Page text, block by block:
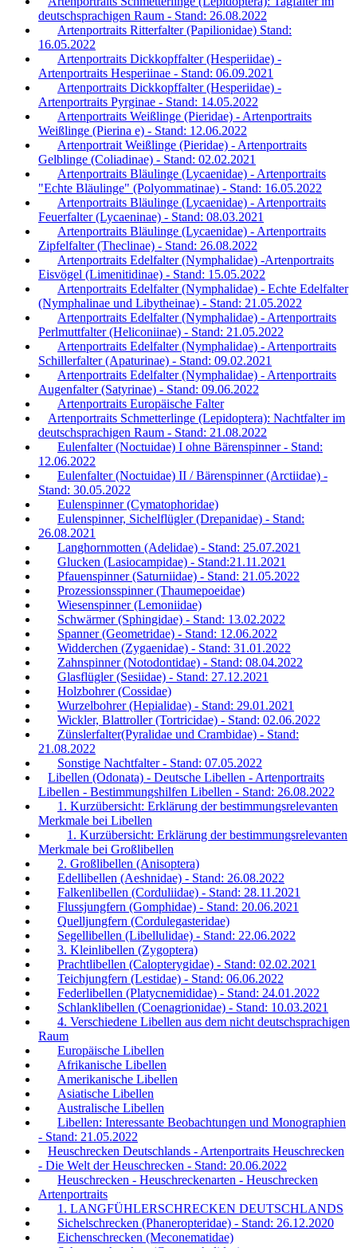
deutschsprachigen Raum - Stand: 26.08.2022
Artenportraits Ritterfalter (Papilionidae) Stand:
16.05.2022
Artenportraits Dickkopffalter (Hesperiidae) -
Artenportraits Hesperiinae - Stand: 06.09.2021
Artenportraits Dickkopffalter (Hesperiidae) -
Artenportraits Pyrginae - Stand: 14.05.2022
Artenportraits Weißlinge (Pieridae) - Artenportraits
Weißlinge (Pierina e) - Stand: 12.06.2022
Artenportrait Weißlinge (Pieridae) - Artenportraits
Gelblinge (Coliadinae) - Stand: 02.02.2021
Artenportraits Bläulinge (Lycaenidae) - Artenportraits
"Echte Bläulinge" (Polyommatinae) - Stand: 16.05.2022
Artenportraits Bläulinge (Lycaenidae) - Artenportraits
Feuerfalter (Lycaeninae) - Stand: 08.03.2021
Artenportraits Bläulinge (Lycaenidae) - Artenportraits
Zipfelfalter (Theclinae) - Stand: 26.08.2022
Artenportraits Edelfalter (Nymphalidae) -Artenportraits
Eisvögel (Limenitidinae) - Stand: 15.05.2022
Artenportraits Edelfalter (Nymphalidae) - Echte Edelfalter
(Nymphalinae und Libytheinae) - Stand: 21.05.2022
Artenportraits Edelfalter (Nymphalidae) - Artenportraits
Perlmuttfalter (Heliconiinae) - Stand: 21.05.2022
Artenportraits Edelfalter (Nymphalidae) - Artenportraits
Schillerfalter (Apaturinae) - Stand: 09.02.2021
Artenportraits Edelfalter (Nymphalidae) - Artenportraits
Augenfalter (Satyrinae) - Stand: 09.06.2022
Artenportraits Europäische Falter
Artenportraits Schmetterlinge (Lepidoptera): Nachtfalter im
deutschsprachigen Raum - Stand: 21.08.2022
Eulenfalter (Noctuidae) I ohne Bärenspinner - Stand:
12.06.2022
Eulenfalter (Noctuidae) II / Bärenspinner (Arctiidae) -
Stand: 30.05.2022
Eulenspinner (Cymatophoridae)
Eulenspinner, Sichelflügler (Drepanidae) - Stand:
26.08.2021
Langhornmotten (Adelidae) - Stand: 25.07.2021
Glucken (Lasiocampidae) - Stand:21.11.2021
Pfauenspinner (Saturniidae) - Stand: 21.05.2022
Prozessionsspinner (Thaumepoeidae)
Wiesenspinner (Lemoniidae)
Schwärmer (Sphingidae) - Stand: 13.02.2022
Spanner (Geometridae) - Stand: 12.06.2022
Widderchen (Zygaenidae) - Stand: 31.01.2022
Zahnspinner (Notodontidae) - Stand: 08.04.2022
Glasflügler (Sesiidae) - Stand: 27.12.2021
Holzbohrer (Cossidae)
Wurzelbohrer (Hepialidae) - Stand: 29.01.2021
Wickler, Blattroller (Tortricidae) - Stand: 02.06.2022
Zünslerfalter(Pyralidae und Crambidae) - Stand:
21.08.2022
Sonstige Nachtfalter - Stand: 07.05.2022
Libellen (Odonata) - Deutsche Libellen - Artenportraits
Libellen - Bestimmungshilfen Libellen - Stand: 26.08.2022
1. Kurzübersicht: Erklärung der bestimmungsrelevanten
Merkmale bei Libellen
1. Kurzübersicht: Erklärung der bestimmungsrelevanten
Merkmale bei Großlibellen
2. Großlibellen (Anisoptera)
Edellibellen (Aeshnidae) - Stand: 26.08.2022
Falkenlibellen (Corduliidae) - Stand: 28.11.2021
Flussjungfern (Gomphidae) - Stand: 20.06.2021
Quelljungfern (Cordulegasteridae)
Segellibellen (Libellulidae) - Stand: 22.06.2022
3. Kleinlibellen (Zygoptera)
Prachtlibellen (Calopterygidae) - Stand: 02.02.2021
Teichjungfern (Lestidae) - Stand: 06.06.2022
Federlibellen (Platycnemididae) - Stand: 24.01.2022
Schlanklibellen (Coenagrionidae) - Stand: 10.03.2021
4. Verschiedene Libellen aus dem nicht deutschsprachigen
Raum
Europäische Libellen
Afrikanische Libellen
Amerikanische Libellen
Asiatische Libellen
Australische Libellen
Libellen: Interessante Beobachtungen und Monographien
- Stand: 21.05.2022
Heuschrecken Deutschlands - Artenportraits Heuschrecken
- Die Welt der Heuschrecken - Stand: 20.06.2022
Heuschrecken - Heuschreckenarten - Heuschrecken
Artenportraits
1. LANGFÜHLERSCHRECKEN DEUTSCHLANDS
Sichelschrecken (Phaneropteridae) - Stand: 26.12.2020
Eichenschrecken (Meconematidae)